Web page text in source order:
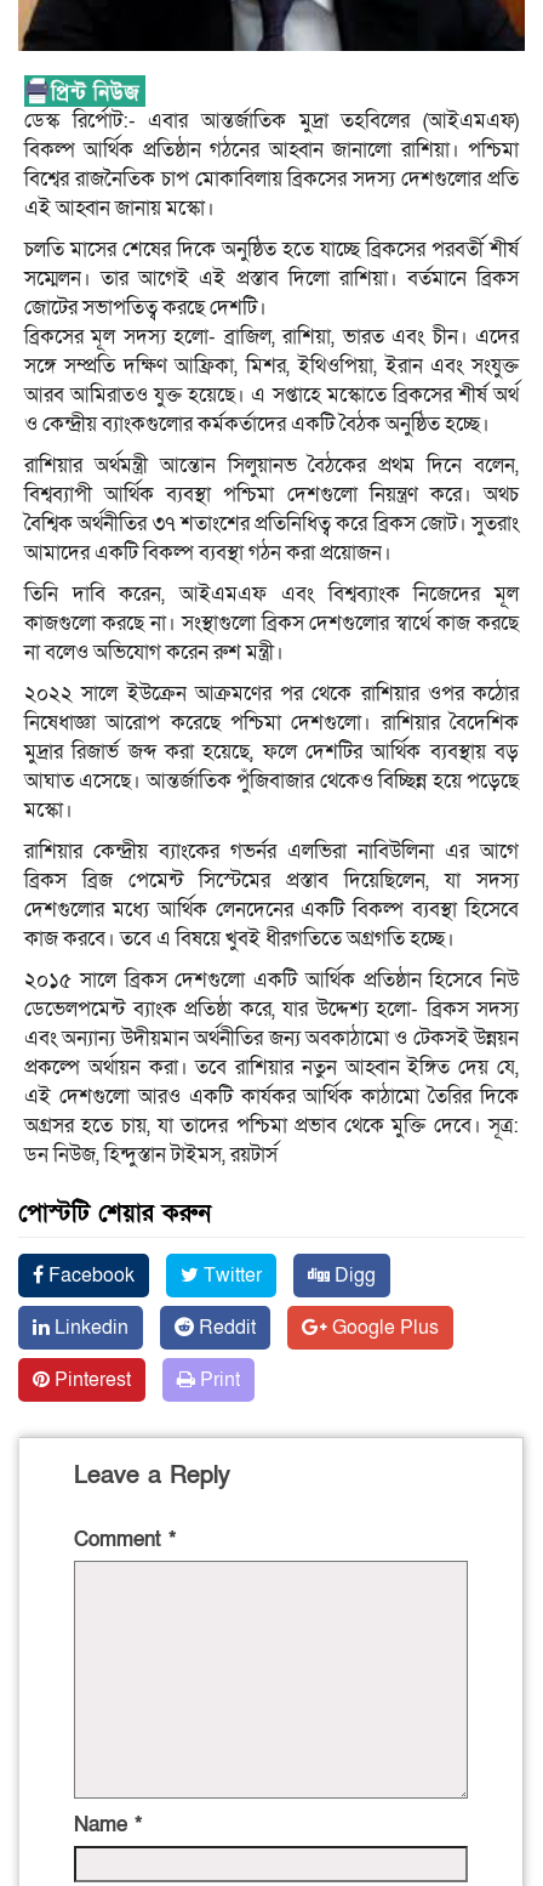
ডেস্ক রির্পোট:- এবার আন্তর্জাতিক মুদ্রা তহবিলের (আইএমএফ)
বিকল্প আর্থিক প্রতিষ্ঠান গঠনের আহ্বান জানালো রাশিয়া। পশ্চিমা
বিশ্বের রাজনৈতিক চাপ মোকাবিলায় ব্রিকসের সদস্য দেশগুলোর প্রতি
এই আহ্বান জানায় মস্কো।
চলতি মাসের শেষের দিকে অনুষ্ঠিত হতে যাচ্ছে ব্রিকসের পরবর্তী শীর্ষ
সম্মেলন। তার আগেই এই প্রস্তাব দিলো রাশিয়া। বর্তমানে ব্রিকস
জোটের সভাপতিত্ব করছে দেশটি।
ব্রিকসের মূল সদস্য হলো- ব্রাজিল, রাশিয়া, ভারত এবং চীন। এদের
সঙ্গে সম্প্রতি দক্ষিণ আফ্রিকা, মিশর, ইথিওপিয়া, ইরান এবং সংযুক্ত
আরব আমিরাতও যুক্ত হয়েছে। এ সপ্তাহে মস্কোতে ব্রিকসের শীর্ষ অর্থ
ও কেন্দ্রীয় ব্যাংকগুলোর কর্মকর্তাদের একটি বৈঠক অনুষ্ঠিত হচ্ছে।
রাশিয়ার অর্থমন্ত্রী আন্তোন সিলুয়ানভ বৈঠকের প্রথম দিনে বলেন,
বিশ্বব্যাপী আর্থিক ব্যবস্থা পশ্চিমা দেশগুলো নিয়ন্ত্রণ করে। অথচ
বৈশ্বিক অর্থনীতির ৩৭ শতাংশের প্রতিনিধিত্ব করে ব্রিকস জোট। সুতরাং
আমাদের একটি বিকল্প ব্যবস্থা গঠন করা প্রয়োজন।
তিনি দাবি করেন, আইএমএফ এবং বিশ্বব্যাংক নিজেদের মূল
কাজগুলো করছে না। সংস্থাগুলো ব্রিকস দেশগুলোর স্বার্থে কাজ করছে
না বলেও অভিযোগ করেন রুশ মন্ত্রী।
২০২২ সালে ইউক্রেন আক্রমণের পর থেকে রাশিয়ার ওপর কঠোর
নিষেধাজ্ঞা আরোপ করেছে পশ্চিমা দেশগুলো। রাশিয়ার বৈদেশিক
মুদ্রার রিজার্ভ জব্দ করা হয়েছে, ফলে দেশটির আর্থিক ব্যবস্থায় বড়
আঘাত এসেছে। আন্তর্জাতিক পুঁজিবাজার থেকেও বিচ্ছিন্ন হয়ে পড়েছে
মস্কো।
রাশিয়ার কেন্দ্রীয় ব্যাংকের গভর্নর এলভিরা নাবিউলিনা এর আগে
ব্রিকস ব্রিজ পেমেন্ট সিস্টেমের প্রস্তাব দিয়েছিলেন, যা সদস্য
দেশগুলোর মধ্যে আর্থিক লেনদেনের একটি বিকল্প ব্যবস্থা হিসেবে
কাজ করবে। তবে এ বিষয়ে খুবই ধীরগতিতে অগ্রগতি হচ্ছে।
২০১৫ সালে ব্রিকস দেশগুলো একটি আর্থিক প্রতিষ্ঠান হিসেবে নিউ
ডেভেলপমেন্ট ব্যাংক প্রতিষ্ঠা করে, যার উদ্দেশ্য হলো- ব্রিকস সদস্য
এবং অন্যান্য উদীয়মান অর্থনীতির জন্য অবকাঠামো ও টেকসই উন্নয়ন
প্রকল্পে অর্থায়ন করা। তবে রাশিয়ার নতুন আহ্বান ইঙ্গিত দেয় যে,
এই দেশগুলো আরও একটি কার্যকর আর্থিক কাঠামো তৈরির দিকে
অগ্রসর হতে চায়, যা তাদের পশ্চিমা প্রভাব থেকে মুক্তি দেবে। সূত্র:
ডন নিউজ, হিন্দুস্তান টাইমস, রয়টার্স
পোস্টটি শেয়ার করুন
Facebook Twitter
Digg
Linkedin
Reddit
Google Plus
Pinterest
Print
Leave a Reply
Comment *
Name *